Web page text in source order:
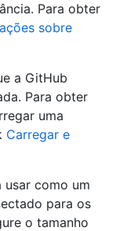
Para obter
sobre
a GitHub
Para obter
uma
Carregar e
como um
para os
o tamanho